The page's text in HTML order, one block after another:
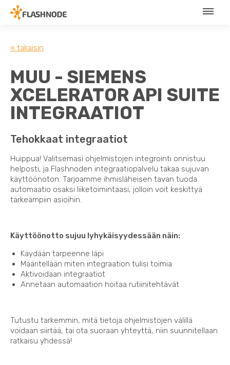
« takaisin
MUU - SIEMENS
XCELERATOR API SUITE
INTEGRAATIOT
Tehokkaat integraatiot
Huippua! Valitsemasi ohjelmistojen integrointi onnistuu
helposti, ja Flashnoden integraatiopalvelu takaa sujuvan
käyttöönoton. Tarjoamme ihmisläheisen tavan tuoda
automaatio osaksi liiketoimintaasi, jolloin voit keskittyä
tärkeämpiin asioihin.
Käyttöönotto sujuu lyhykäisyydessään näin:
Käydään tarpeenne läpi
Määritellään miten integraation tulisi toimia
Aktivoidaan integraatiot
Annetaan automaation hoitaa rutiinitehtävät
Tutustu tarkemmin, mitä tietoja ohjelmistojen välillä
voidaan siirtää, tai ota suoraan yhteyttä, niin suunnitellaan
ratkaisu yhdessä!